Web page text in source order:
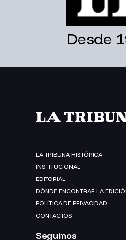
Desde
LA TRIBUNA HISTÓRICA
INSTITUCIONAL
EDITORIAL
DÓNDE ENCONTRAR LA
POLÍTICA DE PRIVACIDAD
CONTACTOS
Seguinos